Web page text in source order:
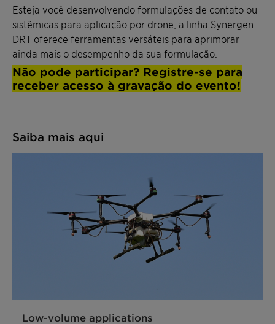
Esteja você desenvolvendo formulações de contato ou
sistêmicas para aplicação por drone, a linha Synergen
DRT oferece ferramentas versáteis para aprimorar
ainda mais o desempenho da sua formulação.
Não pode participar? Registre-se para
receber acesso à gravação do evento!
Saiba mais aqui
Low-volume applications